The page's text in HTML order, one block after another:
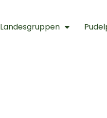
Landesgruppen